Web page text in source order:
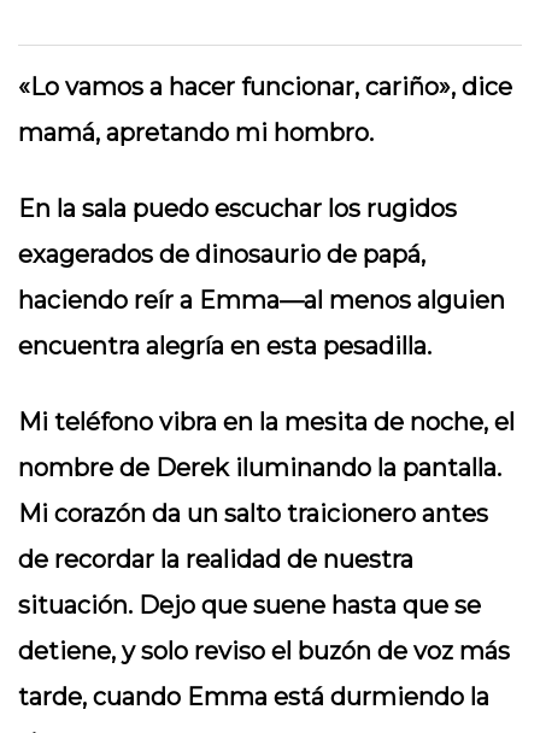
«Lo vamos a hacer funcionar, cariño», dice
mamá, apretando mi hombro.
En la sala puedo escuchar los rugidos
exagerados de dinosaurio de papá,
haciendo reír a Emma—al menos alguien
encuentra alegría en esta pesadilla.
Mi teléfono vibra en la mesita de noche, el
nombre de Derek iluminando la pantalla.
Mi corazón da un salto traicionero antes
de recordar la realidad de nuestra
situación. Dejo que suene hasta que se
detiene, y solo reviso el buzón de voz más
tarde, cuando Emma está durmiendo la